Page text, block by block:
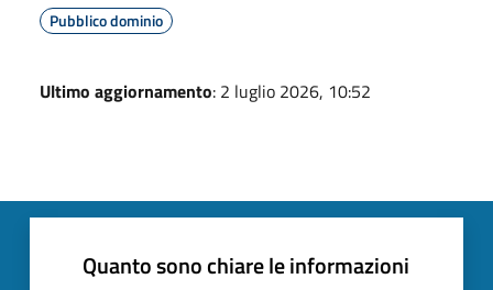
Pubblico dominio
Ultimo aggiornamento: 2 luglio 2026, 10:52
Quanto sono chiare le informazioni